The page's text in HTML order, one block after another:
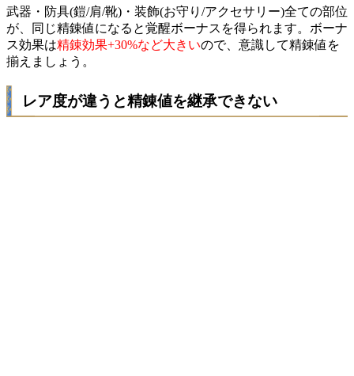
武器・防具(鎧/肩/靴)・装飾(お守り/アクセサリー)全ての部位
が、同じ精錬値になると覚醒ボーナスを得られます。ボーナ
ス効果は精錬効果+30%など大きいので、意識して精錬値を
揃えましょう。
レア度が違うと精錬値を継承できない